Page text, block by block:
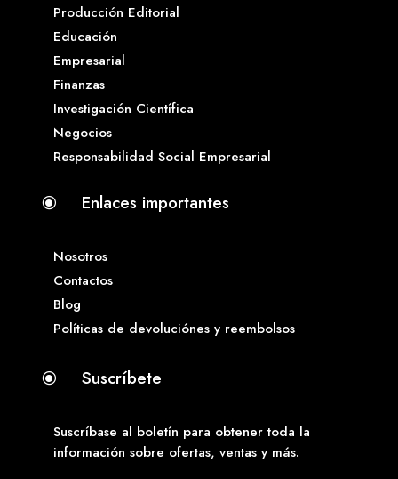
Producción Editorial
Educación
Empresarial
Finanzas
Investigación Científica
Negocios
Responsabilidad Social Empresarial
\ Enlaces importantes
Nosotros
Contactos
Blog
Políticas de devoluciónes y reembolsos
\ Suscríbete
Suscríbase al boletín para obtener toda la
información sobre ofertas, ventas y más.